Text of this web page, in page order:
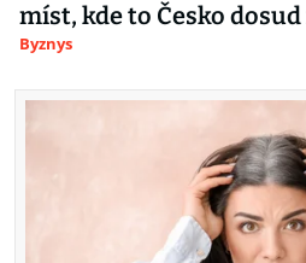
míst, kde to Česko
Byznys